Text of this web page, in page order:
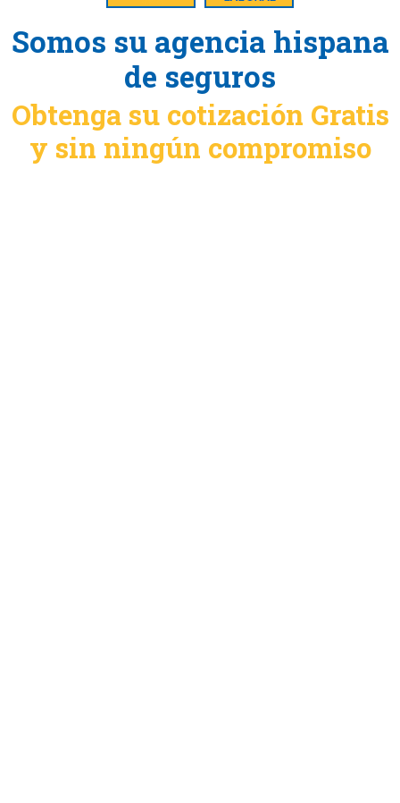
Somos su agencia hispana
de seguros
Obtenga su cotización Gratis
y sin ningún compromiso